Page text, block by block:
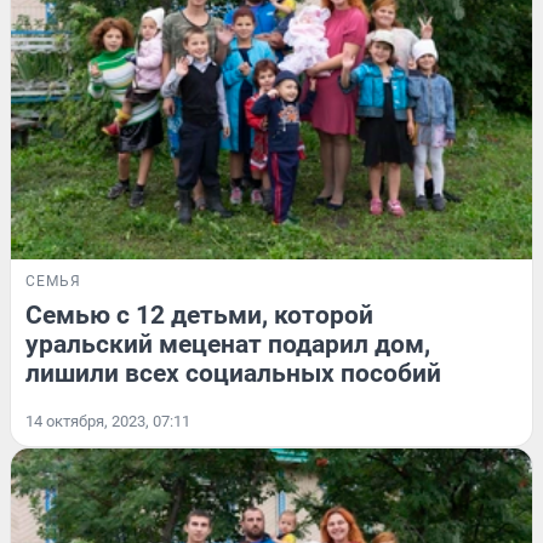
СЕМЬЯ
Семью с 12 детьми, которой
уральский меценат подарил дом,
лишили всех социальных пособий
14 октября, 2023, 07:11